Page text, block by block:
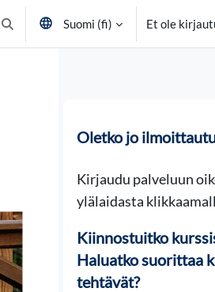
Vaihda hakusyöttöä
Suomi ‎(fi)‎ Et ole
Oletko jo
Kirjaudu palveluun
ylälaidasta
Kiinnostuitko
Haluatko suorittaa
tehtävät?